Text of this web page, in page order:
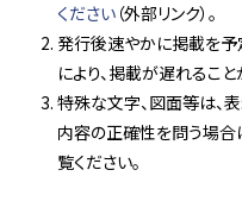
ください （外部リンク）。
発行後速やかに掲載を予
により、掲載が遅れること
特殊な文字、図面等は、
内容の正確性を問う場合
覧ください。